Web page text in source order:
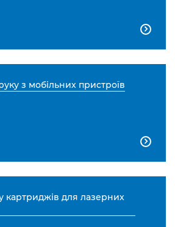

з мобільних пристроїв

картриджів для лазерних